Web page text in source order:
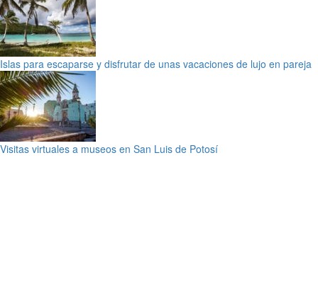
Islas para escaparse y disfrutar de unas vacaciones de lujo en pareja
Visitas virtuales a museos en San Luis de Potosí